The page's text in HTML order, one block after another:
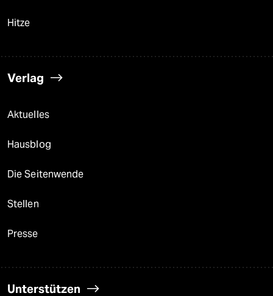
Hitze
Verlag
Aktuelles
Hausblog
Die Seitenwende
Stellen
Presse
Unterstützen